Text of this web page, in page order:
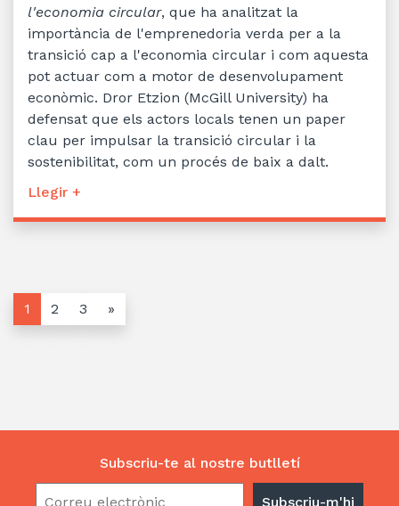
l'economia circular, que ha analitzat la
importància de l'emprenedoria verda per a la
transició cap a l'economia circular i com aquesta
pot actuar com a motor de desenvolupament
econòmic. Dror Etzion (McGill University) ha
defensat que els actors locals tenen un paper
clau per impulsar la transició circular i la
sostenibilitat, com un procés de baix a dalt.
Llegir +
1 2 3 »
Subscriu-te al nostre butlletí